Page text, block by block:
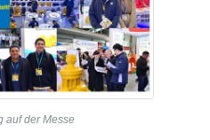
auf der Messe